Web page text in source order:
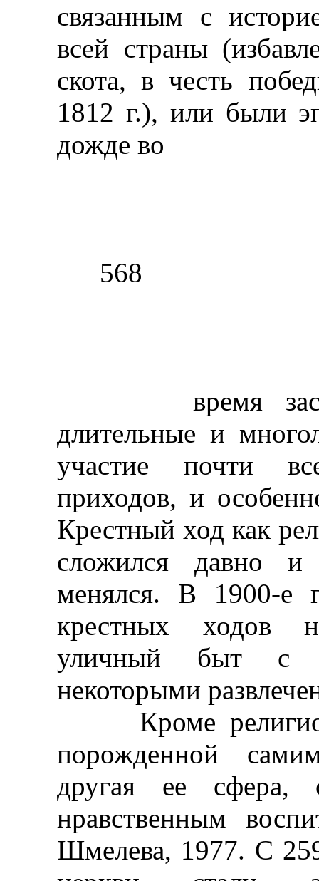
связанным с
всей страны
скота, в честь
1812 г.), или были
дожде во
568
время
длительные и
участие почти
приходов, и
Крестный ход как
сложился давно
менялся. В 1900-е
крестных ходов
уличный быт с
некоторыми
Кроме
порожденной
другая ее сфера,
нравственным
Шмелева, 1977. С